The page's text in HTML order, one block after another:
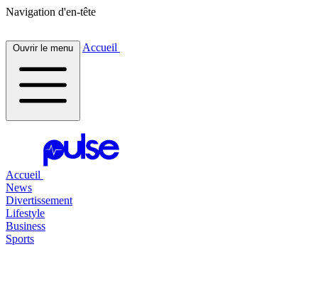
Navigation d'en-tête
Ouvrir le menu Accueil
Accueil
News
Divertissement
Lifestyle
Business
Sports